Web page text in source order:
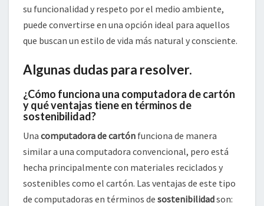
su funcionalidad y respeto por el medio ambiente,
puede convertirse en una opción ideal para aquellos
que buscan un estilo de vida más natural y consciente.
Algunas dudas para resolver.
¿Cómo funciona una computadora de cartón
y qué ventajas tiene en términos de
sostenibilidad?
Una computadora de cartón funciona de manera
similar a una computadora convencional, pero está
hecha principalmente con materiales reciclados y
sostenibles como el cartón. Las ventajas de este tipo
de computadoras en términos de sostenibilidadson: